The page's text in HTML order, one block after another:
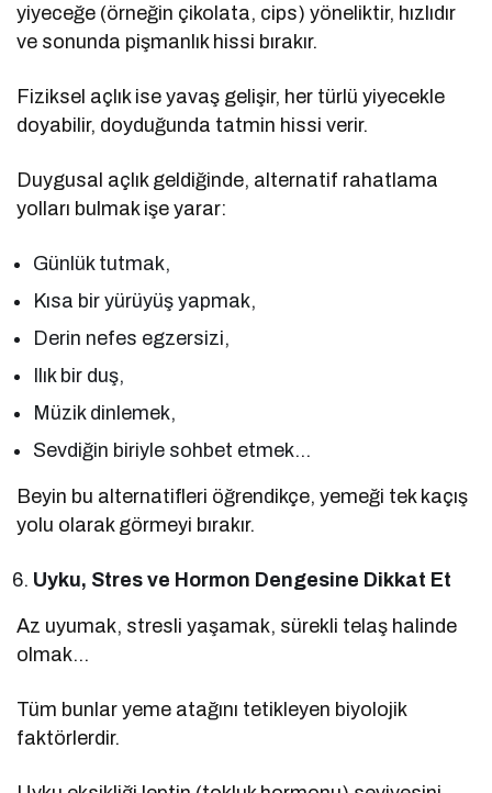
yiyeceğe (örneğin çikolata, cips) yöneliktir, hızlıdır
ve sonunda pişmanlık hissi bırakır.
Fiziksel açlık ise yavaş gelişir, her türlü yiyecekle
doyabilir, doyduğunda tatmin hissi verir.
Duygusal açlık geldiğinde, alternatif rahatlama
yolları bulmak işe yarar:
Günlük tutmak,
Kısa bir yürüyüş yapmak,
Derin nefes egzersizi,
Ilık bir duş,
Müzik dinlemek,
Sevdiğin biriyle sohbet etmek…
Beyin bu alternatifleri öğrendikçe, yemeği tek kaçış
yolu olarak görmeyi bırakır.
Uyku, Stres ve Hormon Dengesine Dikkat Et
Az uyumak, stresli yaşamak, sürekli telaş halinde
olmak…
Tüm bunlar yeme atağını tetikleyen biyolojik
faktörlerdir.